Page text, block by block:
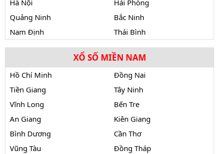
Hà Nội
Hải Phòng
Quảng Ninh
Bắc Ninh
Nam Định
Thái Bình
XỔ SỐ MIỀN NAM
Hồ Chí Minh
Đồng Nai
Tiền Giang
Tây Ninh
Vĩnh Long
Bến Tre
An Giang
Kiên Giang
Bình Dương
Cần Thơ
Vũng Tàu
Đồng Tháp